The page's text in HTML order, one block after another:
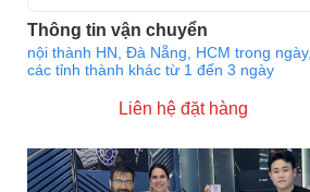
Thông tin vận chuyển
nội thành HN, Đà Nẵng, HCM trong ngày,
các tỉnh thành khác từ 1 đến 3 ngày
Liên hệ đặt hàng